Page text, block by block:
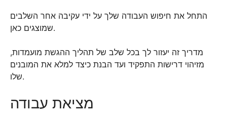
התחל את חיפוש העבודה שלך על ידי עקיבה אחר השלבים
שמוצגים כאן.
מדריך זה יעזור לך בכל שלב של תהליך ההגשת מועמדות,
מזיהוי דרישות התפקיד ועד הבנת כיצד למלא את המובנים
שלו.
מציאת עבודה